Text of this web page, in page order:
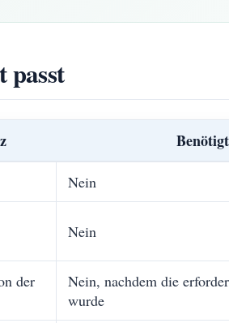
passt
Nein
Nein
der
Nein, nachdem die
wurde